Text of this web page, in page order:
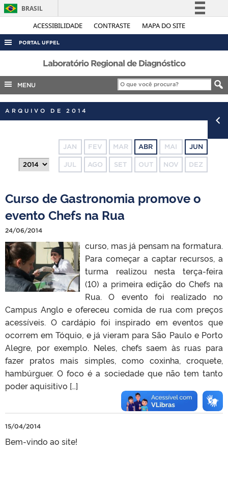
ACESSIBILIDADE CONTRASTE MAPA DO SITE
BRASIL
Simplifique!
Acesso à informação
Legislação
Canais
PORTAL UFPEL
ACESSO À INFORMAÇÃO
AUDITORIA
COBALTO
CONCURSOS
OUVIDORIA
TELEFONES
Laboratório Regional de Diagnóstico
MENU
ARQUIVO DE 2014
JAN FEV MAR ABR MAI JUN
JUL AGO SET OUT NOV DEZ
Curso de Gastronomia promove o
evento Chefs na Rua
24/06/2014
curso, mas já pensam na formatura.
Para começar a captar recursos, a
turma realizou nesta terça-feira
(10) a primeira edição do Chefs na
Rua. O evento foi realizado no
Campus Anglo e ofereceu comida de rua com preços
acessíveis. O cardápio foi inspirado em eventos que
ocorrem em Tóquio, e já vieram para São Paulo e Porto
Alegre, por exemplo. Neles, chefs saem às ruas para
fazer pratos mais simples, como coxinha, croquete,
hambúrguer. O foco é a sociedade que não tem tanto
poder aquisitivo […]
15/04/2014
Bem-vindo ao site!